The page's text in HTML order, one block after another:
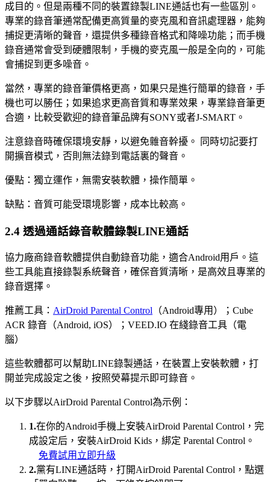
成目的。但是兩種不同的裝置錄製LINE通話也有一些區別。
專業的錄音筆通常配備更高質量的麥克風和音訊處理器，能夠
捕捉更清晰的聲音，還提供多種錄音格式和降噪功能；而手機
錄音通常會受到硬體限制，手機的麥克風一般是全向的，可能
會捕捉到更多噪音。
當然，專業的錄音筆價格更高，如果只是進行簡單的錄音，手
機也可以勝任；如果追求更高音質和專業效果，專業錄音筆更
合適，比較受歡迎的錄音筆品牌有SONY或者J-SMART。
注意錄音時確保環境安靜，以避免雜音幹擾。 同時切記要打
開擴音模式，否則無法錄到電話裏的聲音。
優點：獨立運作，無需安裝軟體，操作簡單。
缺點：音質可能受環境影響，成本比較高。
2.4 透過通話錄音軟體錄製LINE通話
協力廠商錄音軟體提供自動錄音功能，適合Android用戶。這
些工具能直接錄製系統聲音，確保音質清晰，是高效且專業的
錄音選擇。
推薦工具： AirDroid Parental Control （Android專用）；Cube
ACR 錄音（Android, iOS）；VEED.IO 在綫錄音工具（電
腦）
這些軟體都可以幫助LINE錄製通話，在裝置上安裝軟體，打
開並完成設定之後，按照熒幕提示即可錄音。
以下步驟以AirDroid Parental Control為示例：
1.在你的Android手機上安裝AirDroid Parental Control，完
成設定后，安裝AirDroid Kids，綁定 Parental Control。
免費試用 立即升級
2.黨有LINE通話時，打開AirDroid Parental Control，點選